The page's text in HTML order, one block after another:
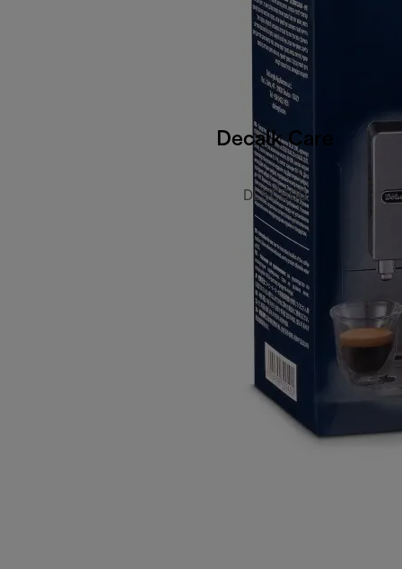
Decalk Care
DLSC500